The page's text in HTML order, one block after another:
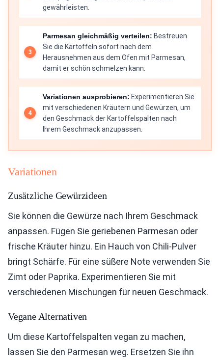
gewährleisten.
Parmesan gleichmäßig verteilen: Bestreuen
Sie die Kartoffeln sofort nach dem
Herausnehmen aus dem Ofen mit Parmesan,
damit er schön schmelzen kann.
Variationen ausprobieren: Experimentieren Sie
mit verschiedenen Kräutern und Gewürzen, um
den Geschmack der Kartoffelspalten nach
Ihrem Geschmack anzupassen.
Variationen
Zusätzliche Gewürzideen
Sie können die Gewürze nach Ihrem Geschmack
anpassen. Fügen Sie geriebenen Parmesan oder
frische Kräuter hinzu. Ein Hauch von Chili-Pulver
bringt Schärfe. Für eine süßere Note verwenden Sie
Zimt oder Paprika. Experimentieren Sie mit
verschiedenen Mischungen für neuen Geschmack.
Vegane Alternativen
Um diese Kartoffelspalten vegan zu machen,
lassen Sie den Parmesan weg. Ersetzen Sie ihn